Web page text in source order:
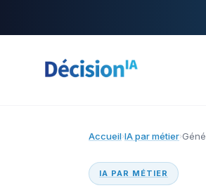
Accueil›IA par métier›
IA PAR MÉTIER